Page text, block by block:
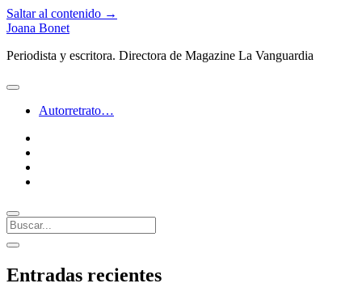
Saltar al contenido →
Joana Bonet
Periodista y escritora. Directora de Magazine La Vanguardia
abrir
Autorretrato…
Buscar
Barra
lateral
abrir
lateral
Entradas recientes